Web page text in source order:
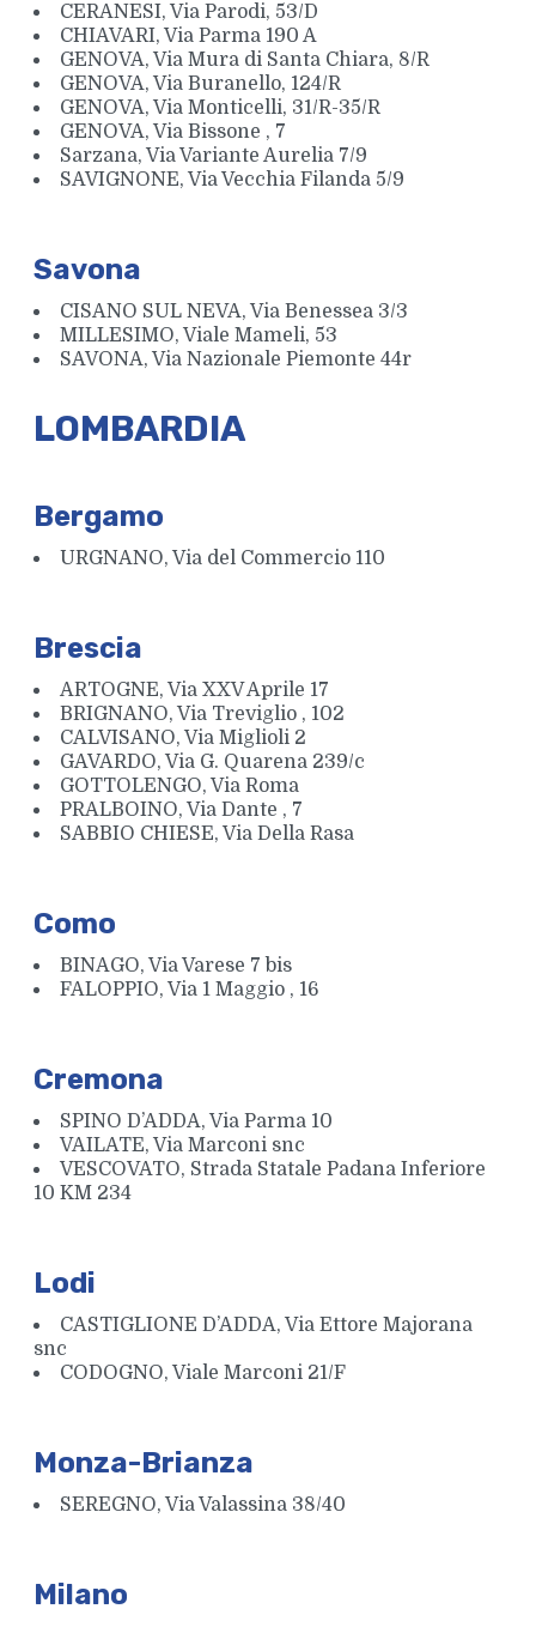
CERANESI, Via Parodi, 53/D
CHIAVARI, Via Parma 190 A
GENOVA, Via Mura di Santa Chiara, 8/R
GENOVA, Via Buranello, 124/R
GENOVA, Via Monticelli, 31/R-35/R
GENOVA, Via Bissone , 7
Sarzana, Via Variante Aurelia 7/9
SAVIGNONE, Via Vecchia Filanda 5/9
Savona
CISANO SUL NEVA, Via Benessea 3/3
MILLESIMO, Viale Mameli, 53
SAVONA, Via Nazionale Piemonte 44r
LOMBARDIA
Bergamo
URGNANO, Via del Commercio 110
Brescia
ARTOGNE, Via XXV Aprile 17
BRIGNANO, Via Treviglio , 102
CALVISANO, Via Miglioli 2
GAVARDO, Via G. Quarena 239/c
GOTTOLENGO, Via Roma
PRALBOINO, Via Dante , 7
SABBIO CHIESE, Via Della Rasa
Como
BINAGO, Via Varese 7 bis
FALOPPIO, Via 1 Maggio , 16
Cremona
SPINO D’ADDA, Via Parma 10
VAILATE, Via Marconi snc
VESCOVATO, Strada Statale Padana Inferiore
10 KM 234
Lodi
CASTIGLIONE D’ADDA, Via Ettore Majorana
snc
CODOGNO, Viale Marconi 21/F
Monza-Brianza
SEREGNO, Via Valassina 38/40
Milano